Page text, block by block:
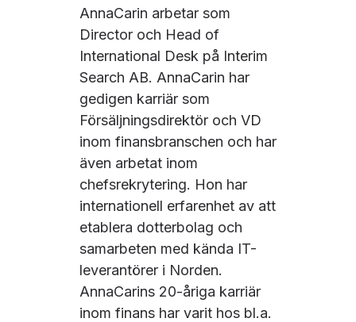
AnnaCarin arbetar som
Director och Head of
International Desk på Interim
Search AB. AnnaCarin har
gedigen karriär som
Försäljningsdirektör och VD
inom finansbranschen och har
även arbetat inom
chefsrekrytering. Hon har
internationell erfarenhet av att
etablera dotterbolag och
samarbeten med kända IT-
leverantörer i Norden.
AnnaCarins 20-åriga karriär
inom finans har varit hos bl.a.